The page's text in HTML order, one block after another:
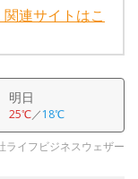
連サイトはこ
明日
25℃／18℃
ライフビジネスウェザー